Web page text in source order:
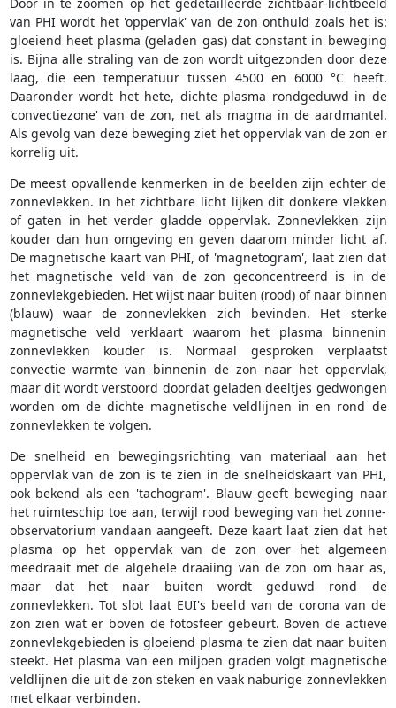
van PHI wordt het 'oppervlak' van de zon onthuld zoals het is:
gloeiend heet plasma (geladen gas) dat constant in beweging
is. Bijna alle straling van de zon wordt uitgezonden door deze
laag, die een temperatuur tussen 4500 en 6000 °C heeft.
Daaronder wordt het hete, dichte plasma rondgeduwd in de
'convectiezone' van de zon, net als magma in de aardmantel.
Als gevolg van deze beweging ziet het oppervlak van de zon er
korrelig uit.
De meest opvallende kenmerken in de beelden zijn echter de
zonnevlekken. In het zichtbare licht lijken dit donkere vlekken
of gaten in het verder gladde oppervlak. Zonnevlekken zijn
kouder dan hun omgeving en geven daarom minder licht af.
De magnetische kaart van PHI, of 'magnetogram', laat zien dat
het magnetische veld van de zon geconcentreerd is in de
zonnevlekgebieden. Het wijst naar buiten (rood) of naar binnen
(blauw) waar de zonnevlekken zich bevinden. Het sterke
magnetische veld verklaart waarom het plasma binnenin
zonnevlekken kouder is. Normaal gesproken verplaatst
convectie warmte van binnenin de zon naar het oppervlak,
maar dit wordt verstoord doordat geladen deeltjes gedwongen
worden om de dichte magnetische veldlijnen in en rond de
zonnevlekken te volgen.
De snelheid en bewegingsrichting van materiaal aan het
oppervlak van de zon is te zien in de snelheidskaart van PHI,
ook bekend als een 'tachogram'. Blauw geeft beweging naar
het ruimteschip toe aan, terwijl rood beweging van het zonne-
observatorium vandaan aangeeft. Deze kaart laat zien dat het
plasma op het oppervlak van de zon over het algemeen
meedraait met de algehele draaiing van de zon om haar as,
maar dat het naar buiten wordt geduwd rond de
zonnevlekken. Tot slot laat EUI's beeld van de corona van de
zon zien wat er boven de fotosfeer gebeurt. Boven de actieve
zonnevlekgebieden is gloeiend plasma te zien dat naar buiten
steekt. Het plasma van een miljoen graden volgt magnetische
veldlijnen die uit de zon steken en vaak naburige zonnevlekken
met elkaar verbinden.